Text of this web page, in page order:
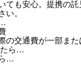
ても安心。提携の
い。
の交通費が一部また
ら…
…